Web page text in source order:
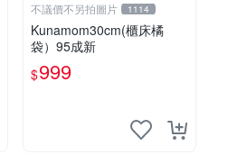
不議價不另拍圖片 1114
Kunamom30cm(櫃床橘
袋）95成新
$999